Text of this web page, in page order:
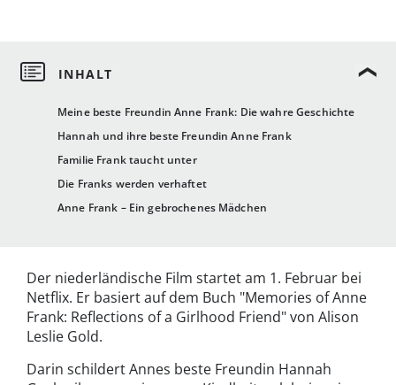
Meine beste Freundin Anne Frank: Die wahre Geschichte
Hannah und ihre beste Freundin Anne Frank
Familie Frank taucht unter
Die Franks werden verhaftet
Anne Frank – Ein gebrochenes Mädchen
Der niederländische Film startet am 1. Februar bei
Netflix. Er basiert auf dem Buch "Memories of Anne
Frank: Reflections of a Girlhood Friend" von Alison
Leslie Gold.
Darin schildert Annes beste Freundin Hannah